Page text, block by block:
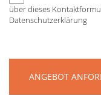
über dieses
Datenschutzerklärung
ANGEBOT